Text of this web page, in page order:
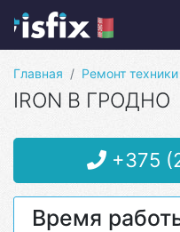
Главная Ремонт техники
IRON В ГРОДНО
+375
Время